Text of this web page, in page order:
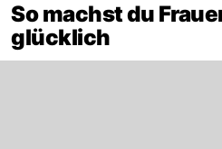
So machst du
glücklich